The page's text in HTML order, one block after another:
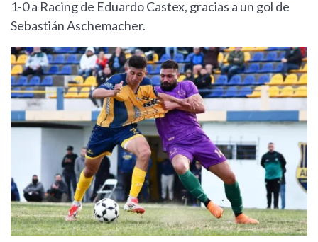
1-0 a Racing de Eduardo Castex, gracias a un gol de
Sebastián Aschemacher.